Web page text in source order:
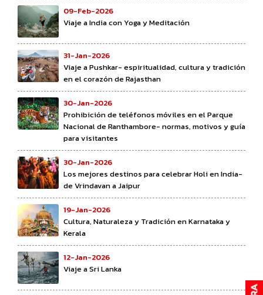
09-Feb-2026
Viaje a India con Yoga y Meditación
31-Jan-2026
Viaje a Pushkar- espiritualidad, cultura y tradición
en el corazón de Rajasthan
30-Jan-2026
Prohibición de teléfonos móviles en el Parque
Nacional de Ranthambore- normas, motivos y guía
para visitantes
30-Jan-2026
Los mejores destinos para celebrar Holi en India-
de Vrindavan a Jaipur
19-Jan-2026
Cultura, Naturaleza y Tradición en Karnataka y
Kerala
12-Jan-2026
Viaje a Sri Lanka